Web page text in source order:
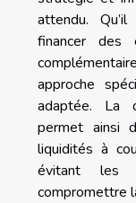
attendu.
financer des
approche
adaptée. La
permet ainsi
liquidités à
évitant les
compromettre